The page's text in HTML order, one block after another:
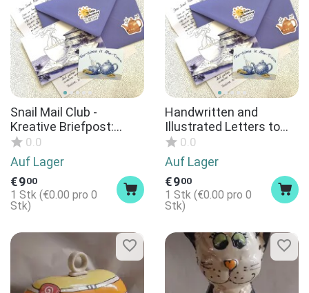
Snail Mail Club -
Kreative Briefpost:
Handgeschriebener
Brief mit kreativen
Extras und kleinen
Freuden als
Überraschung
0.0
Auf Lager
€900
1 Stk (€0.00 pro 0
Stk)
Handwritten and
Illustrated Letters to
Help You Slow Down –
Mindful Snail Mail with
Inspirational Words and
Journaling Prompts
0.0
Auf Lager
€900
1 Stk (€0.00 pro 0
Stk)